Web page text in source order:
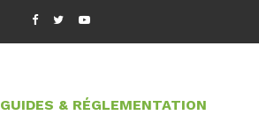
GUIDES & RÉGLEMENTATION